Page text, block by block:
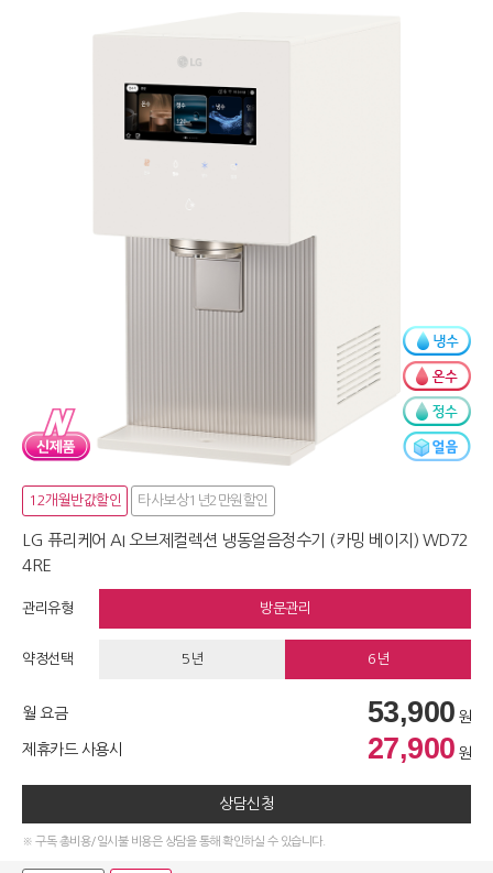
12개월반값할인 타사보상1년2만원할인
LG 퓨리케어 AI 오브제컬렉션 냉동얼음정수기 (카밍 베이지) WD72
4RE
관리유형 방문관리
약정선택 5년 6년
월 요금 53,900 원
제휴카드 사용시 27,900 원
상담신청
※ 구독 총비용/일시불 비용은 상담을 통해 확인하실 수 있습니다.